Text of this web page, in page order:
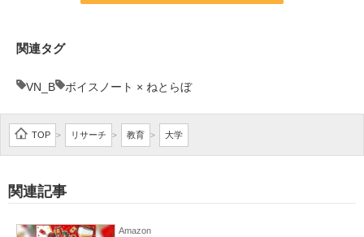
関連タグ
VN_B ボイスノート × ねとらぼ
TOP > リサーチ > 教育 > 大学
関連記事
Amazon